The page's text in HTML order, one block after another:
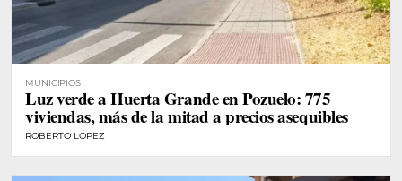
MUNICIPIOS
Luz verde a Huerta Grande en Pozuelo: 775
viviendas, más de la mitad a precios asequibles
ROBERTO LÓPEZ